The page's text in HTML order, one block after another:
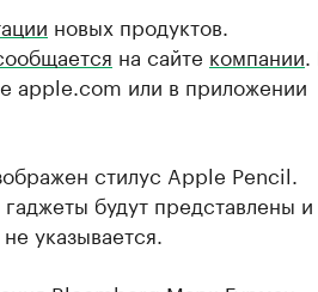
новых продуктов.
на сайте компании
apple.com или в приложении
стилус Apple Pencil.
будут представлены и
указывается.